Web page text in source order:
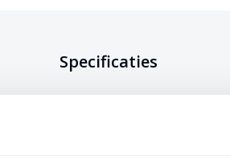
van 115
en uv-
Specificaties